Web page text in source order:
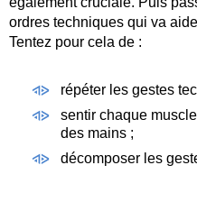
ordres techniques qui va
Tentez pour cela de :
répéter les gestes
sentir chaque
des mains ;
décomposer les